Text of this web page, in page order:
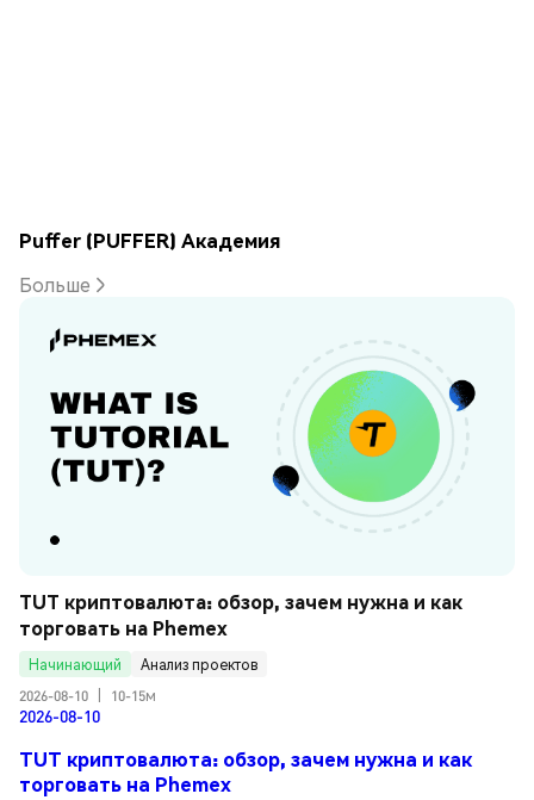
Puffer (PUFFER) Академия
Больше
TUT криптовалюта: обзор, зачем нужна и как
торговать на Phemex
Начинающий
Анализ проектов
2026-08-10
10-15м
2026-08-10
TUT криптовалюта: обзор, зачем нужна и как
торговать на Phemex